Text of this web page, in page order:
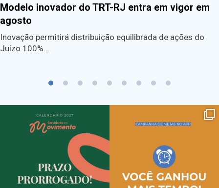
Modelo inovador do TRT-RJ entra em vigor em
agosto
Inovação permitirá distribuição equilibrada de ações do
Juízo 100%…